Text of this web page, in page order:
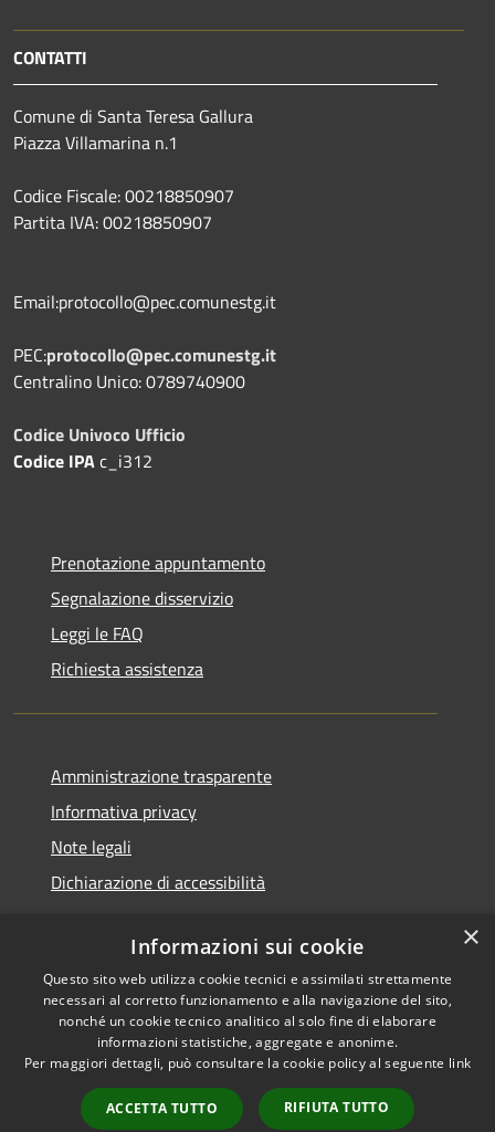
CONTATTI
Comune di Santa Teresa Gallura
Piazza Villamarina n.1
Codice Fiscale: 00218850907
Partita IVA: 00218850907
Email:protocollo@pec.comunestg.it
PEC:protocollo@pec.comunestg.it
Centralino Unico: 0789740900
Codice Univoco Ufficio
Codice IPAc_i312
Prenotazione appuntamento
Segnalazione disservizio
Leggi le FAQ
Richiesta assistenza
Amministrazione trasparente
Informativa privacy
Note legali
Dichiarazione di accessibilità
RSS
Accessibilità
Cookie
Mappa del sito
Copyright © 2026 • Comune di
Santa Teresa Gallura •
Powered byMunicipium
Accesso redazione
×
Informazioni sui cookie
Questo sito web utilizza cookie tecnici e assimilati strettamente
necessari al corretto funzionamento e alla navigazione del sito,
nonché un cookie tecnico analitico al solo fine di elaborare
informazioni statistiche, aggregate e anonime.
Per maggiori dettagli, può consultare la cookie policy al seguente link
ACCETTA TUTTO RIFIUTA TUTTO